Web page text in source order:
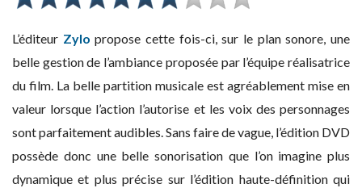
L’éditeur Zylo propose cette fois-ci, sur le plan sonore, une
belle gestion de l’ambiance proposée par l’équipe réalisatrice
du film. La belle partition musicale est agréablement mise en
valeur lorsque l’action l’autorise et les voix des personnages
sont parfaitement audibles. Sans faire de vague, l’édition DVD
possède donc une belle sonorisation que l’on imagine plus
dynamique et plus précise sur l’édition haute-définition qui